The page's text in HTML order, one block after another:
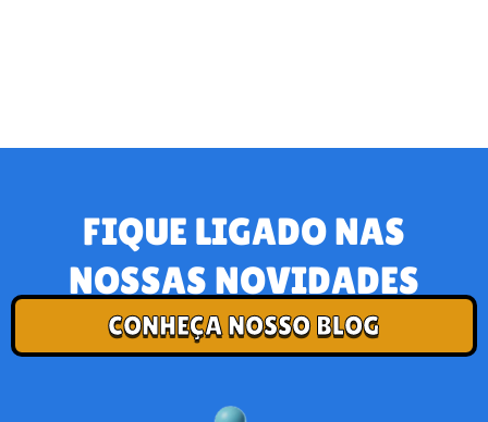
FIQUE LIGADO NAS
NOSSAS NOVIDADES
CONHEÇA NOSSO BLOG